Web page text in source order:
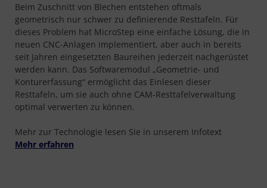
Beim Zuschnitt von Blechen entstehen oftmals
geometrisch nur schwer zu definierende Resttafeln. Für
dieses Problem hat MicroStep eine einfache Lösung, die in
neuen CNC-Anlagen implementiert, aber auch in bereits
seit Jahren eingesetzten Baureihen jederzeit nachgerüstet
werden kann. Das Softwaremodul „Geometrie- und
Konturerfassung“ ermöglicht das Einlesen dieser
Resttafeln, um sie auch ohne CAM-Resttafelverwaltung
optimal verwerten zu können.
Mehr zur Technologie lesen Sie in unserem Infotext
Mehr erfahren